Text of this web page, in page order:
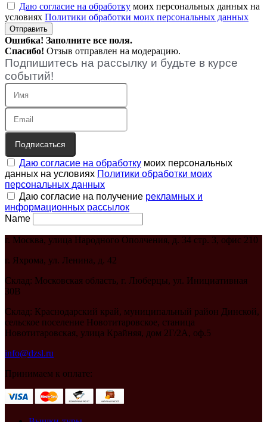
Даю согласие на обработку моих персональных данных на
условиях Политики обработки моих персональных данных
Ошибка! Заполните все поля.
Спасибо! Отзыв отправлен на модерацию.
Подпишитесь на рассылку и будьте в курсе
событий!
Подписаться
Даю согласие на обработку моих персональных
данных на условиях Политики обработки моих
персональных данных
Даю согласие на получение рекламных и
информационных рассылок
Name
г. Москва, улица Народного Ополчения, д. 34 стр. 3, офис 210
г. Яхрома, ул. Ленина, д. 42
Склад: Московская область, г. Люберцы, ул. Инициативная
30В
Склад: Краснодарский край, муниципальный район Динской,
сельское поселение Новотитаровское, станица
Новотитаровская, улица Крайняя, дом 2Г/2А, оф.5
info@dzsl.ru
Принимаем к оплате: